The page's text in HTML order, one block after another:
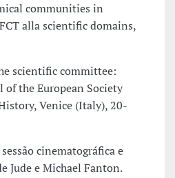
communities in
alla scientific domains,
scientific committee:
of the European Society
Venice (Italy), 20-
cinematográfica e
Jude e Michael Fanton.